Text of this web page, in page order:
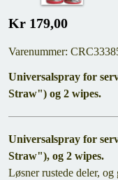
Kr 179,00
Varenummer:
Universalspray for
Straw") og 2 wipes.
Universalspray for
Straw"), og 2 wipes.
Løsner rustede deler,